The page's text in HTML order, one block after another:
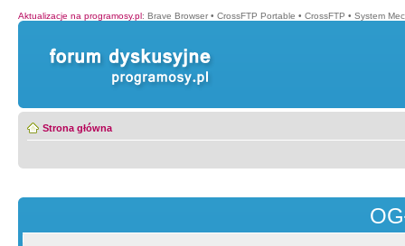
Aktualizacje na programosy.pl: Brave Browser • CrossFTP Portable • CrossFTP • System
Strona główna